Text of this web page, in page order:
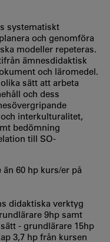
systematiskt
och genomföra
modeller repeteras.
ämnesdidaktisk
och läromedel.
sätt att arbeta
och dess
interkulturalitet,
bedömning
till SO-
än 60 hp kurs/er på
didaktiska verktyg
9hp samt
- grundlärare 15hp
3,7 hp från kursen